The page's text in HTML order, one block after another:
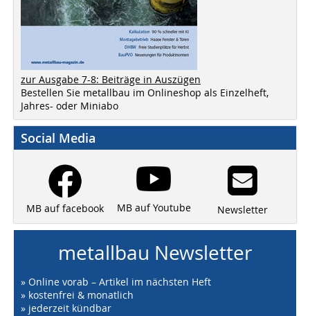
zur Ausgabe 7-8: Beiträge in Auszügen
Bestellen Sie metallbau im Onlineshop als Einzelheft,
Jahres- oder Miniabo
Social Media
MB auf facebook MB auf Youtube Newsletter
metallbau Newsletter
» Online vorab – Artikel im nächsten Heft
» kostenfrei & monatlich
» jederzeit kündbar